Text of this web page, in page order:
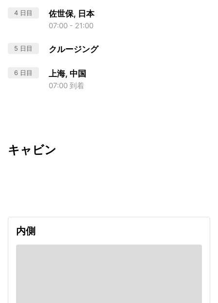
4 日目 佐世保, 日本
07:00 - 21:00
5 日目 クルージング
6 日目 上海, 中国
07:00 到着
キャビン
内側